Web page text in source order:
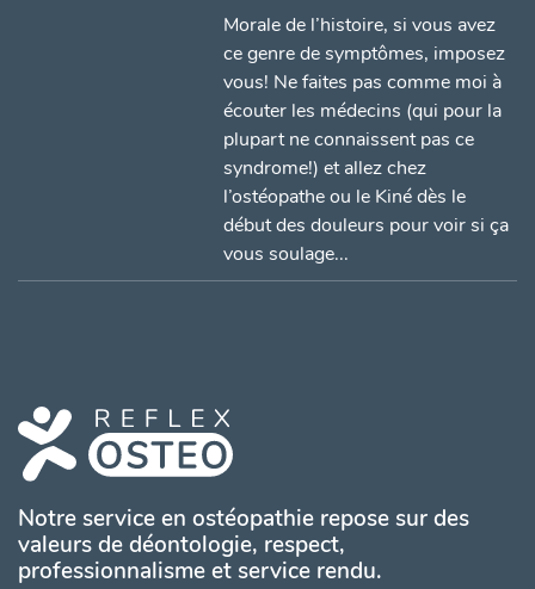
Morale de l’histoire, si vous avez
ce genre de symptômes, imposez
vous! Ne faites pas comme moi à
écouter les médecins (qui pour la
plupart ne connaissent pas ce
syndrome!) et allez chez
l’ostéopathe ou le Kiné dès le
début des douleurs pour voir si ça
vous soulage...
Notre service en ostéopathie repose sur des
valeurs de déontologie, respect,
professionnalisme et service rendu.